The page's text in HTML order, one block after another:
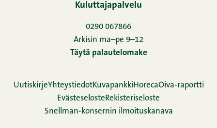
Kuluttajapalvelu
0290 067866
Arkisin ma–pe 9–12
Täytä palautelomake
UutiskirjeYhteystiedotKuvapankki HorecaOiva-raportti
Evästeseloste Rekisteriseloste
Snellman-konsernin ilmoituskanava